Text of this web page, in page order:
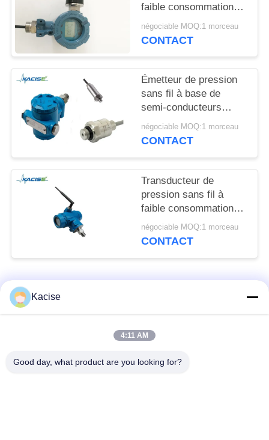
SITE
POLITIQUE
DE
CONFIDENTIALITÉ
faible consommation
alimenté par batterie
avec communication
négociable MOQ:1 morceau
CONTACT
Émetteur de pression
sans fil à base de
semi-conducteurs
diffus avec
communication Zigbee
négociable MOQ:1 morceau
CONTACT
Transducteur de
pression sans fil à
faible consommation
avec haute précision ±
0,5 % et
négociable MOQ:1 morceau
CONTACT
Catégories populaires
Capteur de pression
Kacise
4:11 AM
Good day, what product are you looking for?